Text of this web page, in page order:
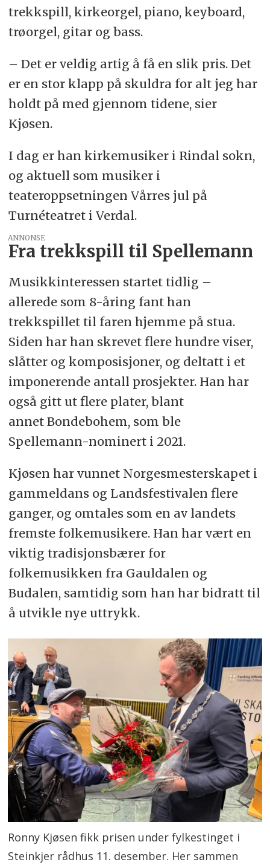
trekkspill, kirkeorgel, piano, keyboard,
trøorgel, gitar og bass.
– Det er veldig artig å få en slik pris. Det
er en stor klapp på skuldra for alt jeg har
holdt på med gjennom tidene, sier
Kjøsen.
I dag er han kirkemusiker i Rindal sokn,
og aktuell som musiker i
teateroppsetningen Vårres jul på
Turnéteatret i Verdal.
ANNONSE
Fra trekkspill til Spellemann
Musikkinteressen startet tidlig –
allerede som 8-åring fant han
trekkspillet til faren hjemme på stua.
Siden har han skrevet flere hundre viser,
slåtter og komposisjoner, og deltatt i et
imponerende antall prosjekter. Han har
også gitt ut flere plater, blant
annet Bondebohem, som ble
Spellemann-nominert i 2021.
Kjøsen har vunnet Norgesmesterskapet i
gammeldans og Landsfestivalen flere
ganger, og omtales som en av landets
fremste folkemusikere. Han har vært en
viktig tradisjonsbærer for
folkemusikken fra Gauldalen og
Budalen, samtidig som han har bidratt til
å utvikle nye uttrykk.
Ronny Kjøsen fikk prisen under fylkestinget i
Steinkjer rådhus 11. desember. Her sammen